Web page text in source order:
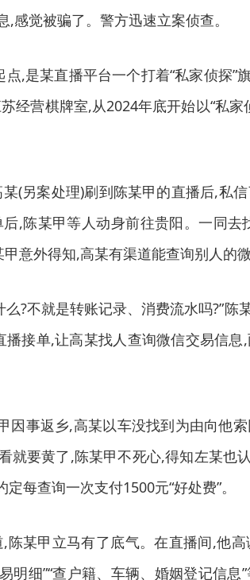
感觉被骗了。警方迅速立案侦查。
是某直播平台一个打着“私家侦探”
经营棋牌室,从2024年底开始以“私家
另案处理)刷到陈某甲的直播后,私信
,陈某甲等人动身前往贵阳。一同去
意外得知,高某有渠道能查询别人的微
不就是转账记录、消费流水吗?”陈
接单,让高某找人查询微信交易信息
事返乡,高某以车没找到为由向他索
就要黄了,陈某甲不死心,得知左某也
每查询一次支付1500元“好处费”。
某甲立马有了底气。在直播间,他高
明细”“查户籍、车辆、婚姻登记信息